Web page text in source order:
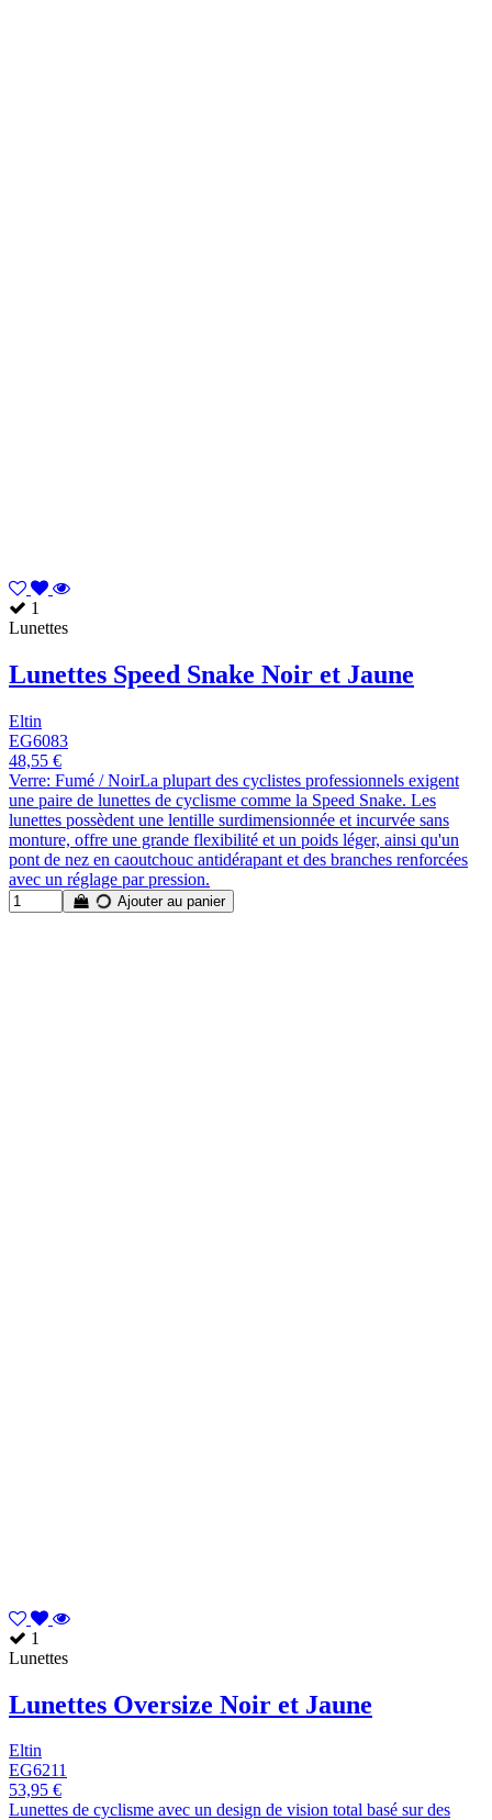
1
Lunettes
Lunettes Speed Snake Noir et Jaune
Eltin
EG6083
48,55 €
Verre: Fumé / NoirLa plupart des cyclistes professionnels exigent
une paire de lunettes de cyclisme comme la Speed Snake. Les
lunettes possèdent une lentille surdimensionnée et incurvée sans
monture, offre une grande flexibilité et un poids léger, ainsi qu'un
pont de nez en caoutchouc antidérapant et des branches renforcées
avec un réglage par pression.
Ajouter au panier
1
Lunettes
Lunettes Oversize Noir et Jaune
Eltin
EG6211
53,95 €
Lunettes de cyclisme avec un design de vision total basé sur des